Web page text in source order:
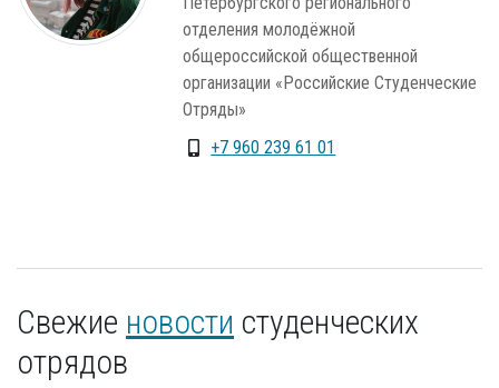
отделения молодёжной
общероссийской общественной
организации «Российские Студенческие
Отряды»
+7 960 239 61 01
Свежие новости студенческих
отрядов